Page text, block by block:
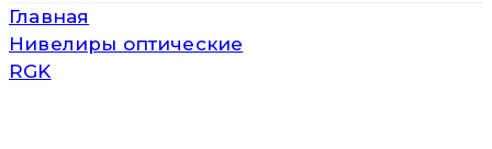
Главная
Нивелиры оптические
RGK